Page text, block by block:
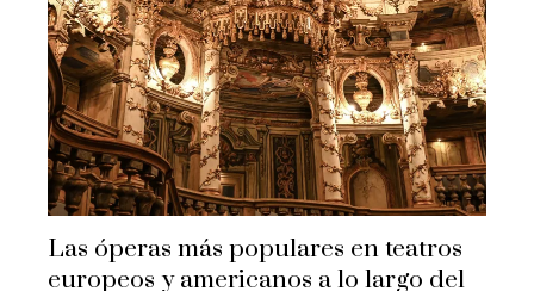
Las óperas más populares en teatros
europeos y americanos a lo largo del